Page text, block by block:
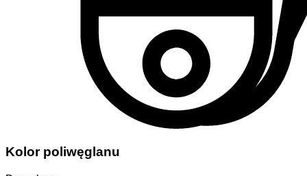
Kolor poliwęglanu